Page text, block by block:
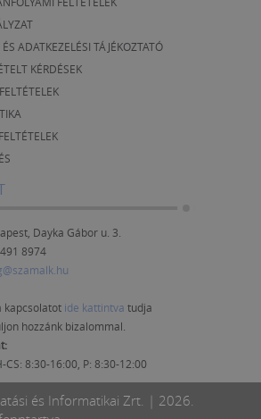
ADATKEZELÉSI TÁJÉKOZTATÓ
KÉRDÉSEK
Dayka Gábor u. 3.
8974
kapcsolatot ide kattintva tudja
hozzánk bizalommal.
CS: 8:30-16:00, P: 8:30-12:00
és Informatikai Zrt. | 2026.